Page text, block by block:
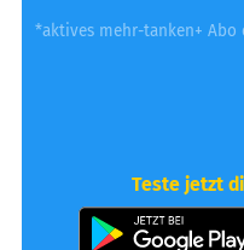
*aktives mehr-tanken+ Abo
Teste jetzt